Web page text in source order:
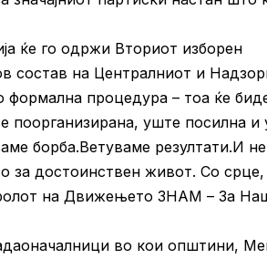
ќе го одржи Вториот изборен
состав на Централниот и
процедура – тоа ќе
поорганизирана, уште посилна и
борба.Ветуваме резултати.И
за достоинствен живот. Со
на Движењето ЗНАМ – За
во кои општини,